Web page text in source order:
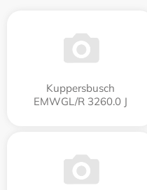
Kuppersbusch
EMWGL/R 3260.0 J